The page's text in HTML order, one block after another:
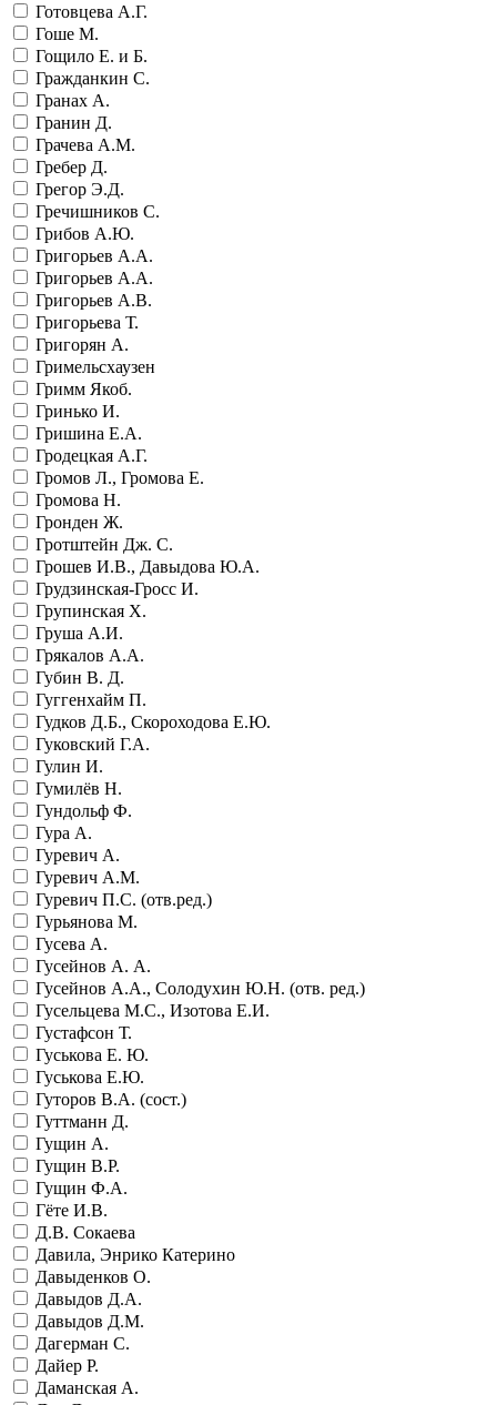
Готовцева А.Г.
Гоше М.
Гощило Е. и Б.
Гражданкин С.
Гранах А.
Гранин Д.
Грачева А.М.
Гребер Д.
Грегор Э.Д.
Гречишников С.
Грибов А.Ю.
Григорьев А.А.
Григорьев А.А.
Григорьев А.В.
Григорьева Т.
Григорян А.
Гримельсхаузен
Гримм Якоб.
Гринько И.
Гришина Е.А.
Гродецкая А.Г.
Громов Л., Громова Е.
Громова Н.
Гронден Ж.
Гротштейн Дж. С.
Грошев И.В., Давыдова Ю.А.
Грудзинская-Гросс И.
Групинская Х.
Груша А.И.
Грякалов А.А.
Губин В. Д.
Гуггенхайм П.
Гудков Д.Б., Скороходова Е.Ю.
Гуковский Г.А.
Гулин И.
Гумилёв Н.
Гундольф Ф.
Гура А.
Гуревич А.
Гуревич А.М.
Гуревич П.С. (отв.ред.)
Гурьянова М.
Гусева А.
Гусейнов А. А.
Гусейнов А.А., Солодухин Ю.Н. (отв. ред.)
Гусельцева М.С., Изотова Е.И.
Густафсон Т.
Гуськова Е. Ю.
Гуськова Е.Ю.
Гуторов В.А. (сост.)
Гуттманн Д.
Гущин А.
Гущин В.Р.
Гущин Ф.А.
Гёте И.В.
Д.В. Сокаева
Давила, Энрико Катерино
Давыденков О.
Давыдов Д.А.
Давыдов Д.М.
Дагерман С.
Дайер Р.
Даманская А.